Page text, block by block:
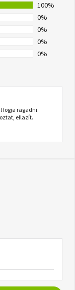
100%
0%
0%
0%
0%
fogja ragadni.
ellazít.